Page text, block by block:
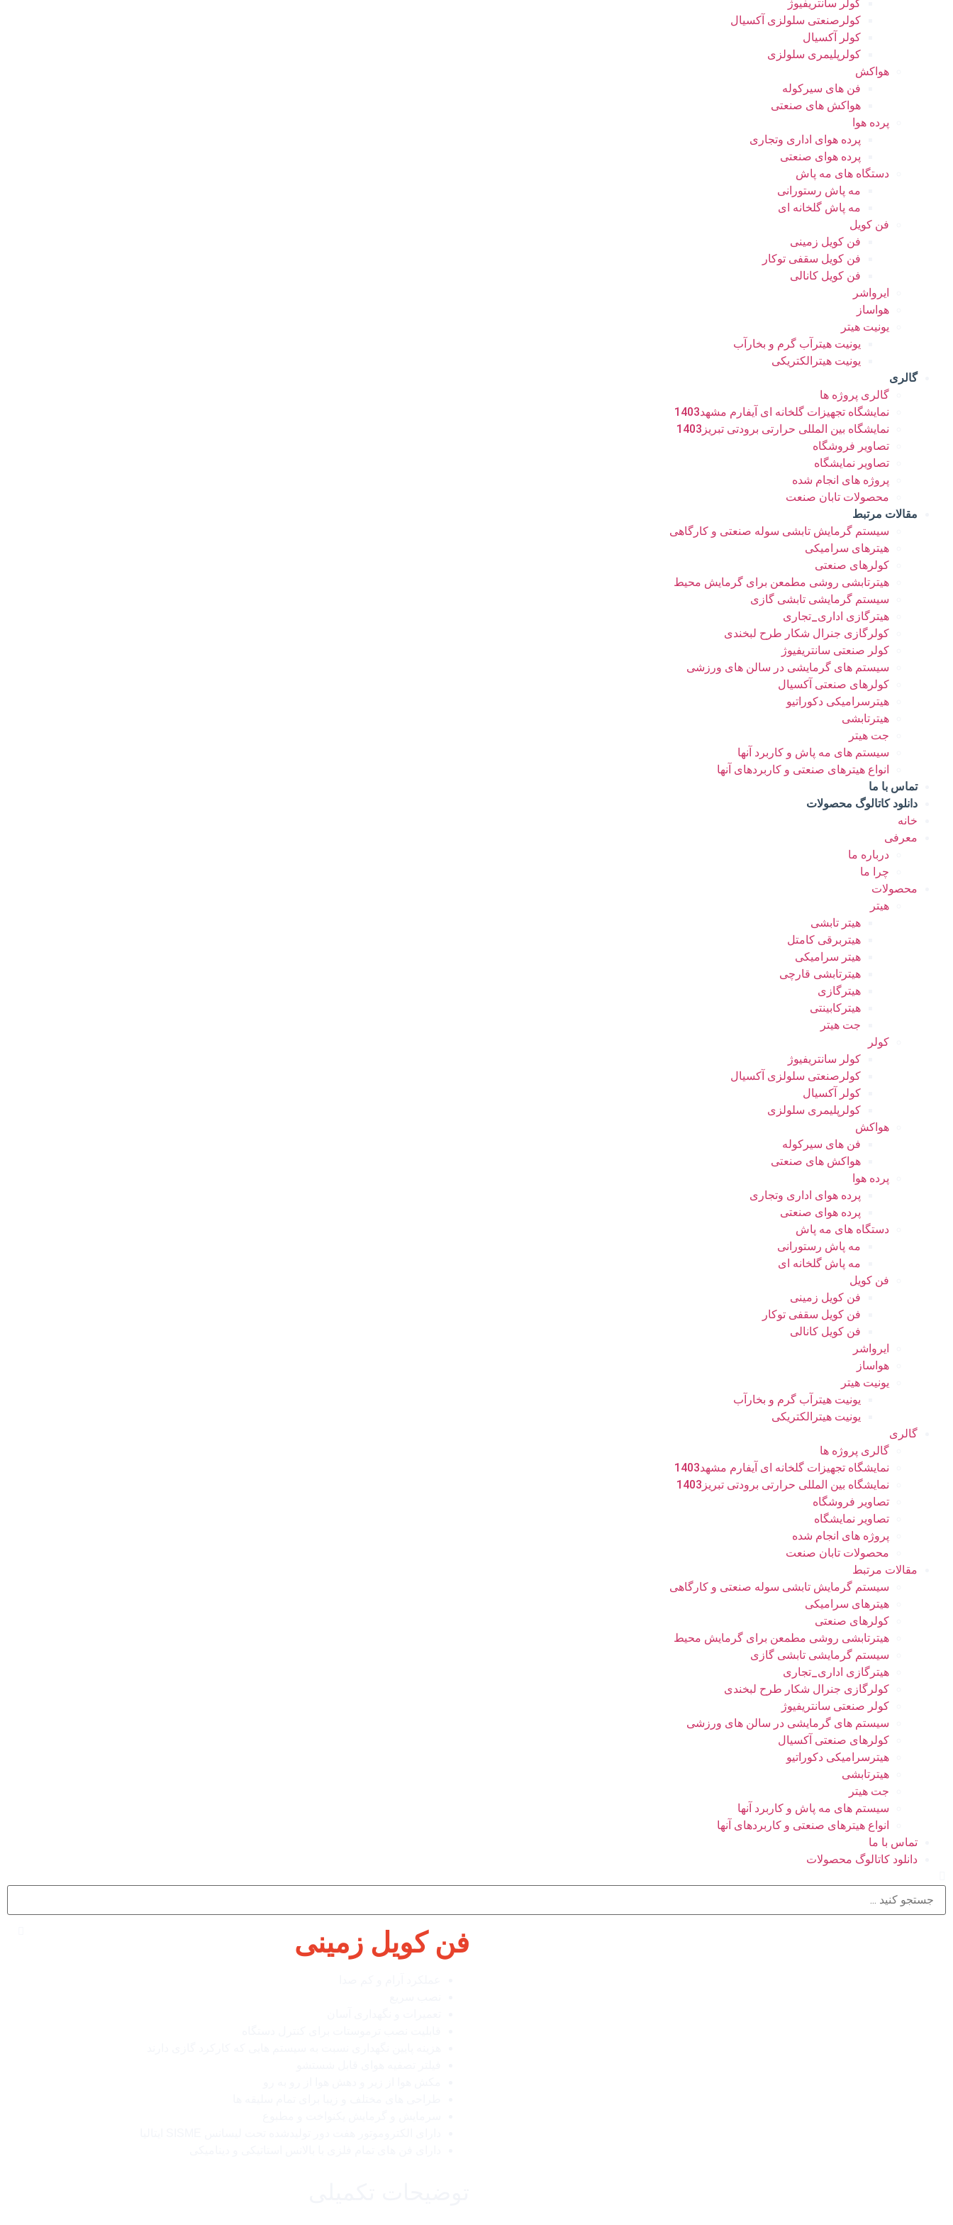
کولر سانتریفیوژ
کولرصنعتی سلولزی آکسیال
کولر آکسیال
کولرپلیمری سلولزی
هواکش
فن های سیرکوله
هواکش های صنعتی
پرده هوا
پرده هوای اداری وتجاری
پرده هوای صنعتی
دستگاه های مه پاش
مه پاش رستورانی
مه پاش گلخانه ای
فن کویل
فن کویل زمینی
فن کویل سقفی توکار
فن کویل کانالی
ایرواشر
هواساز
یونیت هیتر
یونیت هیترآب گرم و بخارآب
یونیت هیترالکتریکی
گالری
گالری پروژه ها
نمایشگاه تجهیزات گلخانه ای آیفارم مشهد1403
نمایشگاه بین المللی حرارتی برودتی تبریز1403
تصاویر فروشگاه
تصاویر نمایشگاه
پروژه های انجام شده
محصولات تابان صنعت
مقالات مرتبط
سیستم گرمایش تابشی سوله صنعتی و کارگاهی
هیترهای سرامیکی
کولرهای صنعتی
هیترتابشی روشی مطمعن برای گرمایش محیط
سیستم گرمایشی تابشی گازی
هیترگازی اداری_تجاری
کولرگازی جنرال شکار طرح لبخندی
کولر صنعتی سانتریفیوژ
سیستم های گرمایشی در سالن های ورزشی
کولرهای صنعتی آکسیال
هیترسرامیکی دکوراتیو
هیترتابشی
جت هیتر
سیستم های مه پاش و کاربرد آنها
انواع هیترهای صنعتی و کاربردهای آنها
تماس با ما
دانلود کاتالوگ محصولات
خانه
معرفی
درباره ما
چرا ما
محصولات
هیتر
هیتر تابشی
هیتربرقی کامتل
هیتر سرامیکی
هیترتابشی قارچی
هیترگازی
هیترکابینتی
جت هیتر
کولر
کولر سانتریفیوژ
کولرصنعتی سلولزی آکسیال
کولر آکسیال
کولرپلیمری سلولزی
هواکش
فن های سیرکوله
هواکش های صنعتی
پرده هوا
پرده هوای اداری وتجاری
پرده هوای صنعتی
دستگاه های مه پاش
مه پاش رستورانی
مه پاش گلخانه ای
فن کویل
فن کویل زمینی
فن کویل سقفی توکار
فن کویل کانالی
ایرواشر
هواساز
یونیت هیتر
یونیت هیترآب گرم و بخارآب
یونیت هیترالکتریکی
گالری
گالری پروژه ها
نمایشگاه تجهیزات گلخانه ای آیفارم مشهد1403
نمایشگاه بین المللی حرارتی برودتی تبریز1403
تصاویر فروشگاه
تصاویر نمایشگاه
پروژه های انجام شده
محصولات تابان صنعت
مقالات مرتبط
سیستم گرمایش تابشی سوله صنعتی و کارگاهی
هیترهای سرامیکی
کولرهای صنعتی
هیترتابشی روشی مطمعن برای گرمایش محیط
سیستم گرمایشی تابشی گازی
هیترگازی اداری_تجاری
کولرگازی جنرال شکار طرح لبخندی
کولر صنعتی سانتریفیوژ
سیستم های گرمایشی در سالن های ورزشی
کولرهای صنعتی آکسیال
هیترسرامیکی دکوراتیو
هیترتابشی
جت هیتر
سیستم های مه پاش و کاربرد آنها
انواع هیترهای صنعتی و کاربردهای آنها
تماس با ما
دانلود کاتالوگ محصولات
فن کویل زمینی